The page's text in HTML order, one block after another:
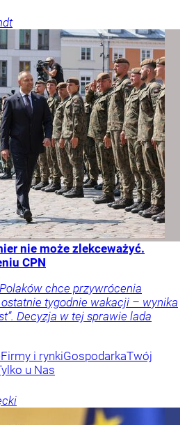
nie może zlekceważyć.
CPN
chce przywrócenia
tygodnie wakacji – wynika
Decyzja w tej sprawie lada
Firmy i rynkiGospodarkaTwój
u Nas